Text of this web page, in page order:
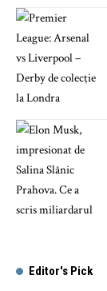
Editor's Pick